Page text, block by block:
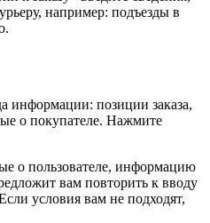
например: подъезды в
информации: позиции заказа,
о покупателе. Нажмите
о пользователе, информацию
вам повторить к вводу
условия вам не подходят,